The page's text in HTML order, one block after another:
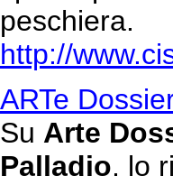
peschiera.
http://
ARTe
Su Arte
Palladio, lo